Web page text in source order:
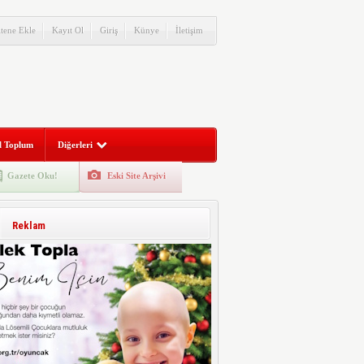
Ekle Kayıt Ol Giriş Künye İletişim
Toplum Diğerleri
Gazete Oku! Eski Site Arşivi
Reklam